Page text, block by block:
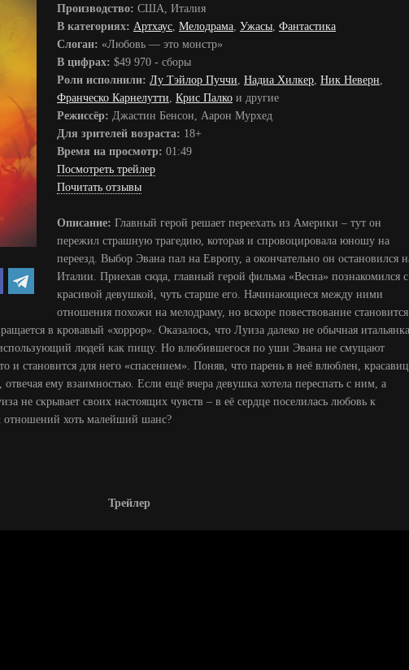
Производство: США, Италия
В категориях: Артхаус, Мелодрама, Ужасы, Фантастика
Слоган: «Любовь — это монстр»
В цифрах: $49 970 - сборы
Роли исполнили: Лу Тэйлор Пуччи, Надиа Хилкер, Ник Неверн,
Франческо Карнелутти, Крис Палко и другие
Режиссёр: Джастин Бенсон, Аарон Мурхед
Для зрителей возраста: 18+
Время на просмотр: 01:49
Посмотреть трейлер
Почитать отзывы
Описание: Главный герой решает переехать из Америки – тут он
пережил страшную трагедию, которая и спровоцировала юношу на
переезд. Выбор Эвана пал на Европу, а окончательно он остановился
Италии. Приехав сюда, главный герой фильма «Весна» познакомился с
красивой девушкой, чуть старше его. Начинающиеся между ними
отношения похожи на мелодраму, но вскоре повествование становится
в кровавый «хоррор». Оказалось, что Луиза далеко не обычная
людей как пищу. Но влюбившегося по уши Эвана не смущают
и становится для него «спасением». Поняв, что парень в неё влюблен,
отвечая ему взаимностью. Если ещё вчера девушка хотела переспать с ним, а
не скрывает своих настоящих чувств – в её сердце поселилась любовь к
отношений хоть малейший шанс?
Трейлер